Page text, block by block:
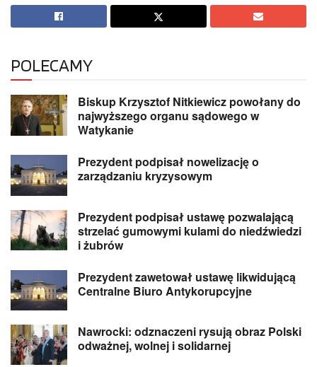
POLECAMY
Biskup Krzysztof Nitkiewicz powołany do
najwyższego organu sądowego w
Watykanie
Prezydent podpisał nowelizację o
zarządzaniu kryzysowym
Prezydent podpisał ustawę pozwalającą
strzelać gumowymi kulami do niedźwiedzi
i żubrów
Prezydent zawetował ustawę likwidującą
Centralne Biuro Antykorupcyjne
Nawrocki: odznaczeni rysują obraz Polski
odważnej, wolnej i solidarnej